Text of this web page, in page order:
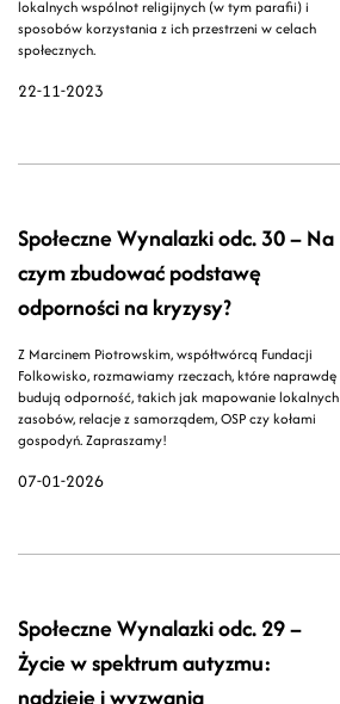
22-11-2023
lokalnych wspólnot religijnych (w tym parafii) i
sposobów korzystania z ich przestrzeni w celach
społecznych.
07-01-2026
Społeczne Wynalazki odc. 30 – Na
czym zbudować podstawę
odporności na kryzysy?
Z Marcinem Piotrowskim, współtwórcą Fundacji
Folkowisko, rozmawiamy rzeczach, które naprawdę
budują odporność, takich jak mapowanie lokalnych
zasobów, relacje z samorządem, OSP czy kołami
gospodyń. Zapraszamy!
Społeczne Wynalazki odc. 29 –
Życie w spektrum autyzmu:
nadzieje i wyzwania